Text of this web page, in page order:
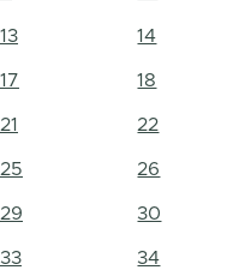
13 14
17 18
21 22
25 26
29 30
33 34